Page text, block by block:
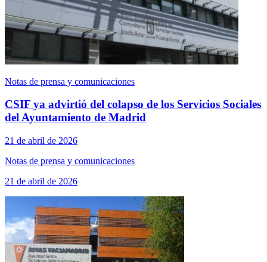
Notas de prensa y comunicaciones
CSIF ya advirtió del colapso de los Servicios Sociales
del Ayuntamiento de Madrid
21 de abril de 2026
Notas de prensa y comunicaciones
21 de abril de 2026